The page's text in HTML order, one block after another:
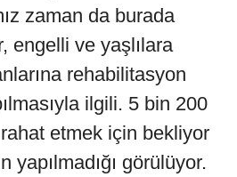
zaman da burada
engelli ve yaşlılara
rehabilitasyon
ilgili. 5 bin 200
etmek için bekliyor
yapılmadığı görülüyor.